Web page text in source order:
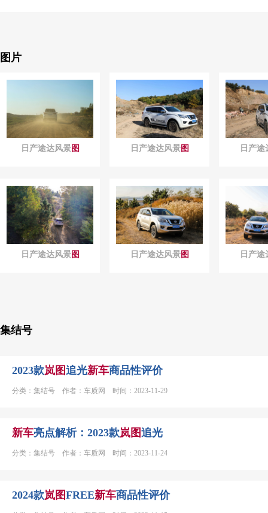
图片
日产途达风景图 日产途达风景图 日产途
日产途达风景图 日产途达风景图 日产途
集结号
2023款岚图追光新车商品性评价
分类：集结号 作者：车质网 时间：2023-11-29
新车亮点解析：2023款岚图追光
分类：集结号 作者：车质网 时间：2023-11-24
2024款岚图FREE新车商品性评价